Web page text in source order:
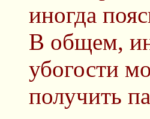
иногда
В общем,
убогости
получить